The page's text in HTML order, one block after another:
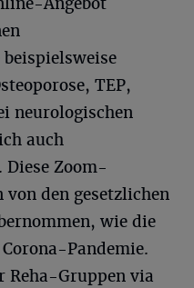
TEP,
neurologischen
auch
Zoom-
den gesetzlichen
wie die
Pandemie.
Reha-Gruppen via